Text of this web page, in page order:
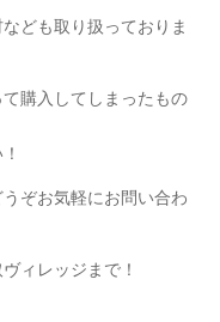
ども取り扱っておりま
購入してしまったもの
ぞお気軽にお問い合わ
ィレッジまで！